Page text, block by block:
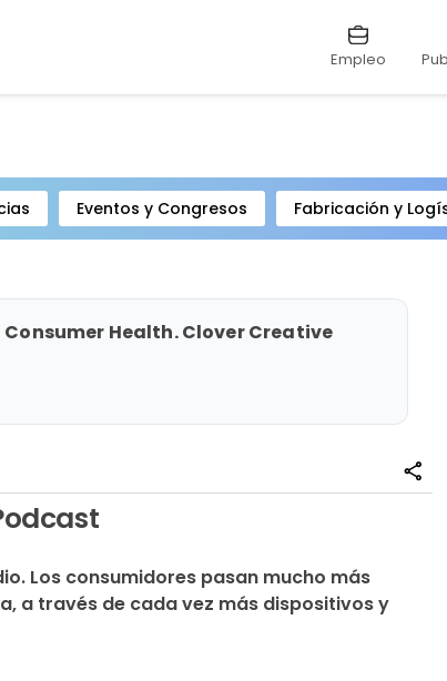
Empleo
Eventos y Congresos Fabricación y
Health. Clover Creative
share
Los consumidores pasan mucho más
a través de cada vez más dispositivos y